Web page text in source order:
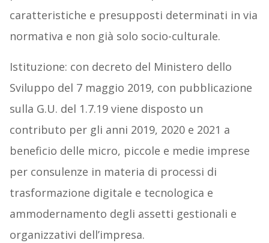
caratteristiche e presupposti determinati in via
normativa e non già solo socio-culturale.
Istituzione: con decreto del Ministero dello
Sviluppo del 7 maggio 2019, con pubblicazione
sulla G.U. del 1.7.19 viene disposto un
contributo per gli anni 2019, 2020 e 2021 a
beneficio delle micro, piccole e medie imprese
per consulenze in materia di processi di
trasformazione digitale e tecnologica e
ammodernamento degli assetti gestionali e
organizzativi dell’impresa.